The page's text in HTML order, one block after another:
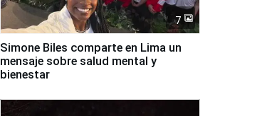
7
Simone Biles comparte en Lima un
mensaje sobre salud mental y
bienestar